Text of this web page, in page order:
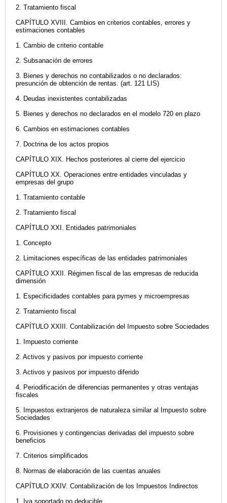
2. Tratamiento fiscal
CAPÍTULO XVIII. Cambios en criterios contables, errores y
estimaciones contables
1. Cambio de criterio contable
2. Subsanación de errores
3. Bienes y derechos no contabilizados o no declarados:
presunción de obtención de rentas. (art. 121 LIS)
4. Deudas inexistentes contabilizadas
5. Bienes y derechos no declarados en el modelo 720 en plazo
6. Cambios en estimaciones contables
7. Doctrina de los actos propios
CAPÍTULO XIX. Hechos posteriores al cierre del ejercicio
CAPÍTULO XX. Operaciones entre entidades vinculadas y
empresas del grupo
1. Tratamiento contable
2. Tratamiento fiscal
CAPÍTULO XXI. Entidades patrimoniales
1. Concepto
2. Limitaciones específicas de las entidades patrimoniales
CAPÍTULO XXII. Régimen fiscal de las empresas de reducida
dimensión
1. Especificidades contables para pymes y microempresas
2. Tratamiento fiscal
CAPÍTULO XXIII. Contabilización del Impuesto sobre Sociedades
1. Impuesto corriente
2. Activos y pasivos por impuesto corriente
3. Activos y pasivos por impuesto diferido
4. Periodificación de diferencias permanentes y otras ventajas
fiscales
5. Impuestos extranjeros de naturaleza similar al Impuesto sobre
Sociedades
6. Provisiones y contingencias derivadas del impuesto sobre
beneficios
7. Criterios simplificados
8. Normas de elaboración de las cuentas anuales
CAPÍTULO XXIV. Contabilización de los Impuestos Indirectos
1. Iva soportado no deducible